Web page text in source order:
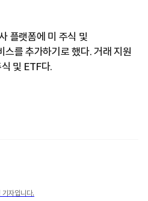
플랫폼에 미 주식 및
를 추가하기로 했다. 거래 지원
및 ETF다.
기자입니다.